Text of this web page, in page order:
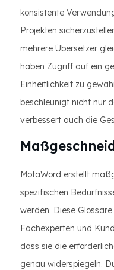
konsistente
Projekten
mehrere Übersetzer
haben Zugriff auf ein
Einheitlichkeit zu
beschleunigt nicht nur
verbessert auch die
MotaWord erstellt
spezifischen
werden. Diese
Fachexperten und
dass sie die
genau widerspiegeln.